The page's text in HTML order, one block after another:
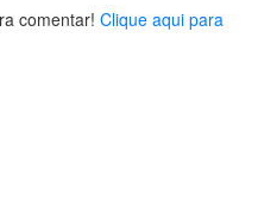
comentar! Clique aqui para